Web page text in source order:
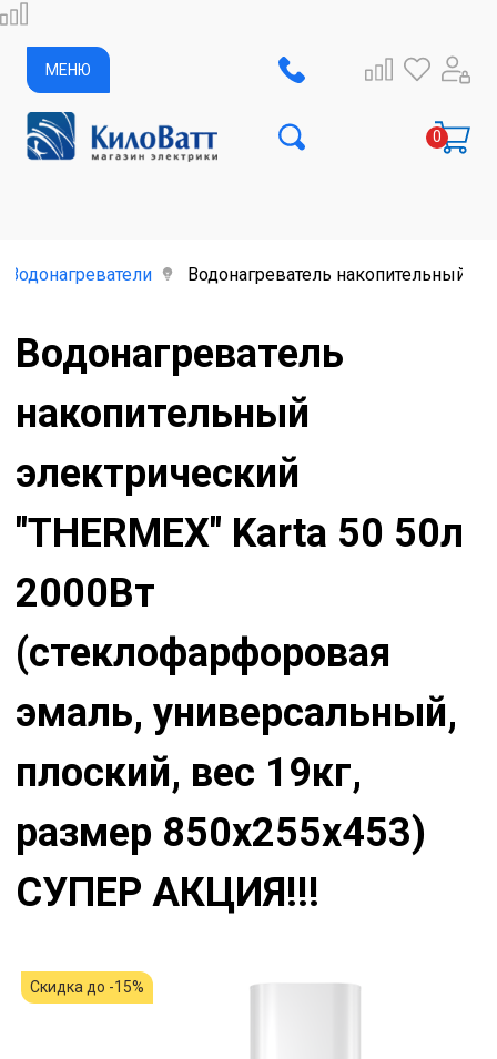
МЕНЮ
Водонагреватели Водонагреватель накопительный
Водонагреватель
накопительный
электрический
"THERMEX" Karta 50 50л
2000Вт
(стеклофарфоровая
эмаль, универсальный,
плоский, вес 19кг,
размер 850x255x453)
СУПЕР АКЦИЯ!!!
Скидка до -15%